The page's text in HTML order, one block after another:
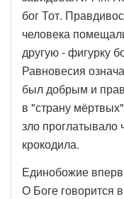
бог Тот.
человека
другую - фигурку
Равновесия
был добрым и
в "страну
зло проглатывало
крокодила.
Единобожие
О Боге говорится